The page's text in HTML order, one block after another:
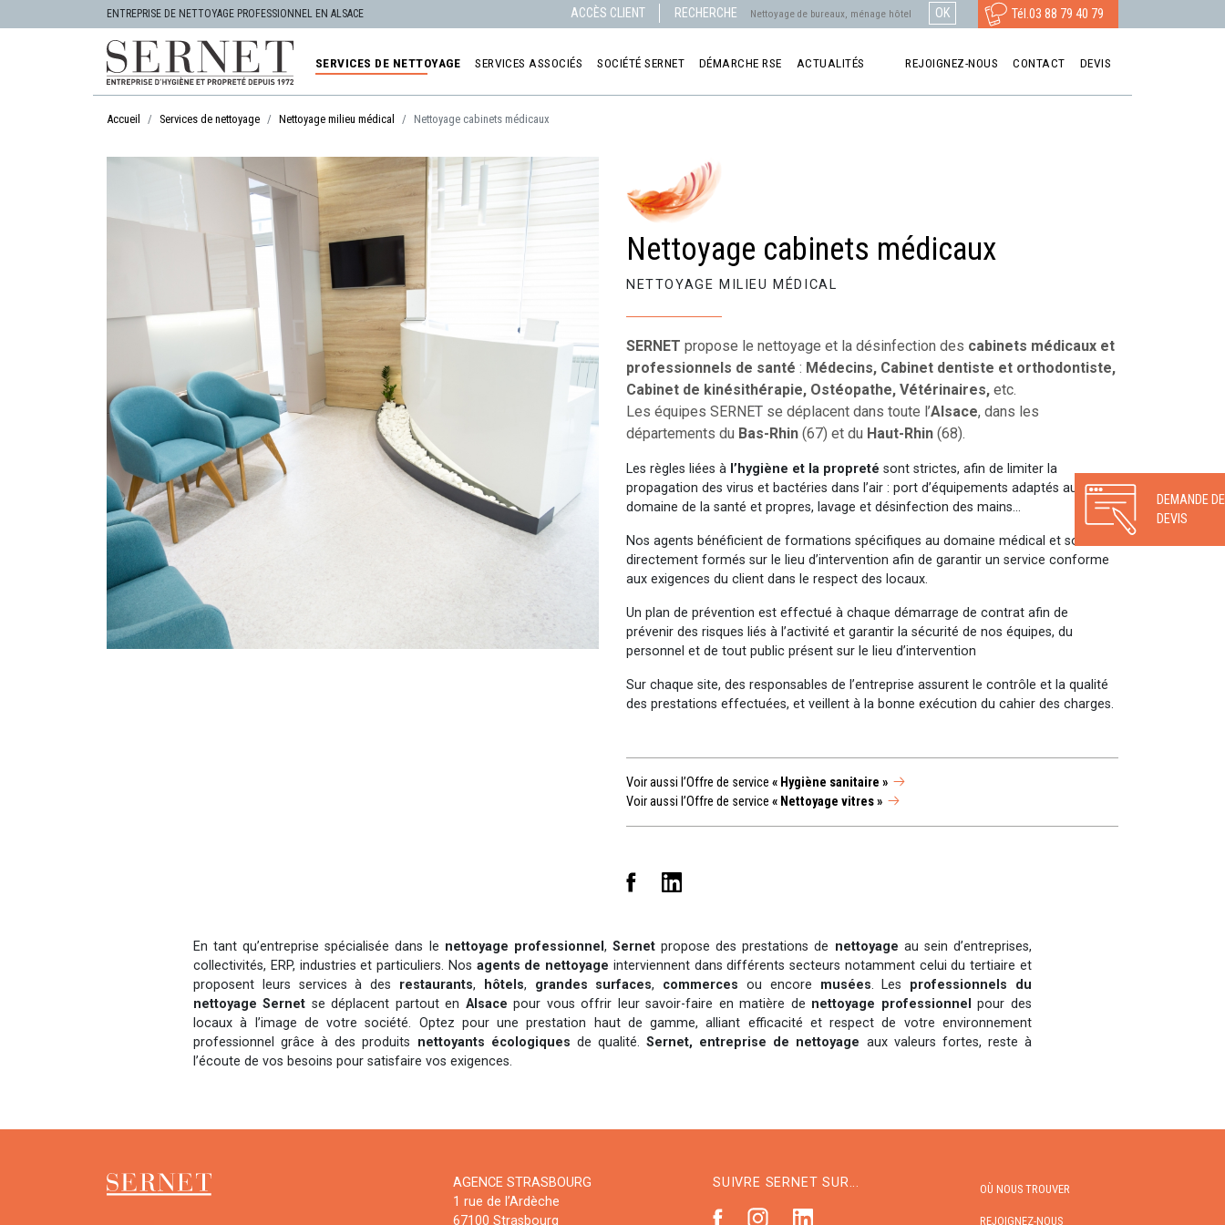
ENTREPRISE DE NETTOYAGE PROFESSIONNEL EN ALSACE ACCÈS CLIENT RECHERCHE Tél.03 88 79 40 79
SERVICES DE NETTOYAGE SERVICES ASSOCIÉS SOCIÉTÉ SERNET DÉMARCHE RSE ACTUALITÉS REJOIGNEZ-NOUS CONTACT DEVIS
Accueil Services de nettoyage Nettoyage milieu médical Nettoyage cabinets médicaux
Nettoyage cabinets médicaux
NETTOYAGE MILIEU MÉDICAL
SERNET propose le nettoyage et la désinfection des cabinets médicaux et
professionnels de santé : Médecins, Cabinet dentiste et orthodontiste,
Cabinet de kinésithérapie, Ostéopathe, Vétérinaires, etc.
Les équipes SERNET se déplacent dans toute l’Alsace, dans les
départements du Bas-Rhin (67) et du Haut-Rhin (68).
Les règles liées à l’hygiène et la propreté sont strictes, afin de limiter la
propagation des virus et bactéries dans l’air : port d’équipements adaptés au
domaine de la santé et propres, lavage et désinfection des mains…
Nos agents bénéficient de formations spécifiques au domaine médical et sont
directement formés sur le lieu d’intervention afin de garantir un service conforme
aux exigences du client dans le respect des locaux.
Un plan de prévention est effectué à chaque démarrage de contrat afin de
prévenir des risques liés à l’activité et garantir la sécurité de nos équipes, du
personnel et de tout public présent sur le lieu d’intervention
Sur chaque site, des responsables de l’entreprise assurent le contrôle et la qualité
des prestations effectuées, et veillent à la bonne exécution du cahier des charges.
Voir aussi l’Offre de service « Hygiène sanitaire »
Voir aussi l’Offre de service « Nettoyage vitres »
En tant qu’entreprise spécialisée dans le nettoyage professionnel , Sernetpropose des prestations de nettoyage au sein d’entreprises,
collectivités, ERP, industries et particuliers. Nos agents de nettoyage interviennent dans différents secteurs notamment celui du tertiaire et
proposent leurs services à des restaurants, hôtels, grandes surfaces, commercesou encore musées. Les professionnels du
nettoyage Sernet se déplacent partout en Alsace pour vous offrir leur savoir-faire en matière de nettoyage professionnel
pour des
locaux à l’image de votre société. Optez pour une prestation haut de gamme, alliant efficacité et respect de votre environnement
professionnel grâce à des produits nettoyants écologiques de qualité.Sernet, entreprise de nettoyage aux valeurs fortes, reste à
l’écoute de vos besoins pour satisfaire vos exigences.
DEMANDE DE
DEVIS
AGENCE STRASBOURG
1 rue de l’Ardèche
67100 Strasbourg
SUIVRE SERNET SUR... OÙ NOUS TROUVER
REJOIGNEZ-NOUS